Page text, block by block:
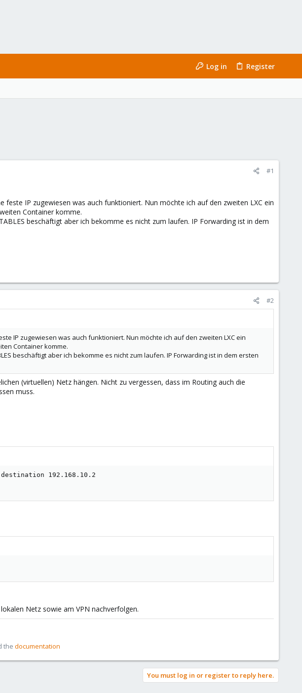
Log in Register
#1
feste IP zugewiesen was auch funktioniert. Nun möchte ich auf den zweiten LXC ein
Container komme.
beschäftigt aber ich bekomme es nicht zum laufen. IP Forwarding ist in dem
#2
IP zugewiesen was auch funktioniert. Nun möchte ich auf den zweiten LXC ein
Container komme.
beschäftigt aber ich bekomme es nicht zum laufen. IP Forwarding ist in dem ersten
(virtuellen) Netz hängen. Nicht zu vergessen, dass im Routing auch die
muss.
192.168.10.2
Netz sowie am VPN nachverfolgen.
the documentation
You must log in or register to reply here.